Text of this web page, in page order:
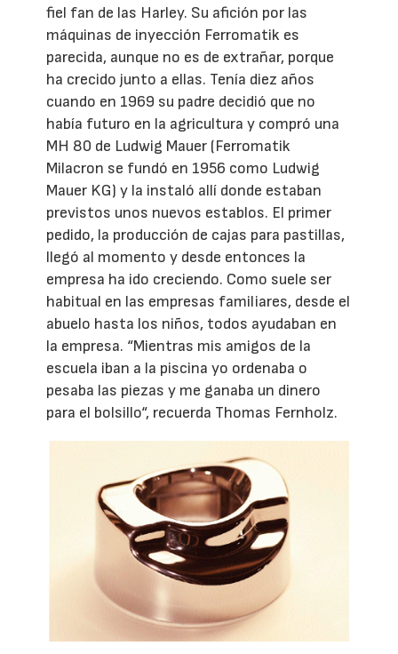
fiel fan de las Harley. Su afición por las
máquinas de inyección Ferromatik es
parecida, aunque no es de extrañar, porque
ha crecido junto a ellas. Tenía diez años
cuando en 1969 su padre decidió que no
había futuro en la agricultura y compró una
MH 80 de Ludwig Mauer (Ferromatik
Milacron se fundó en 1956 como Ludwig
Mauer KG) y la instaló allí donde estaban
previstos unos nuevos establos. El primer
pedido, la producción de cajas para pastillas,
llegó al momento y desde entonces la
empresa ha ido creciendo. Como suele ser
habitual en las empresas familiares, desde el
abuelo hasta los niños, todos ayudaban en
la empresa. “Mientras mis amigos de la
escuela iban a la piscina yo ordenaba o
pesaba las piezas y me ganaba un dinero
para el bolsillo“, recuerda Thomas Fernholz.